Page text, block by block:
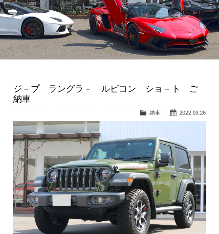
Official Blog
公式ブログ
Company info.
会社案内
ジ－プ ラングラ－ ルビコン ショ－ト ご
納車
2022.03.26
納車